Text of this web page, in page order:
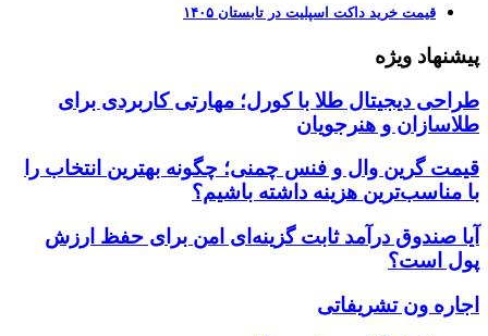
قیمت خرید داکت اسپلیت در تابستان ۱۴۰۵
پیشنهاد ویژه
طراحی دیجیتال طلا با کورل؛ مهارتی کاربردی برای
طلاسازان و هنرجویان
قیمت گرین وال و فنس چمنی؛ چگونه بهترین انتخاب را
با مناسب‌ترین هزینه داشته باشیم؟
آیا صندوق درآمد ثابت گزینه‌ای امن برای حفظ ارزش
پول است؟
اجاره ون تشریفاتی